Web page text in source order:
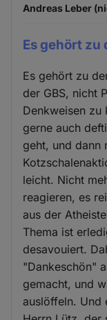
Andreas Leber
Es gehört zu
Es gehört zu
der GBS, nicht
Denkweisen zu
gerne auch
geht, und dann
leicht. Nicht
reagieren, es
aus der
Thema ist
desavouiert.
"Dankeschön"
gemacht, und
auslöffeln. Und